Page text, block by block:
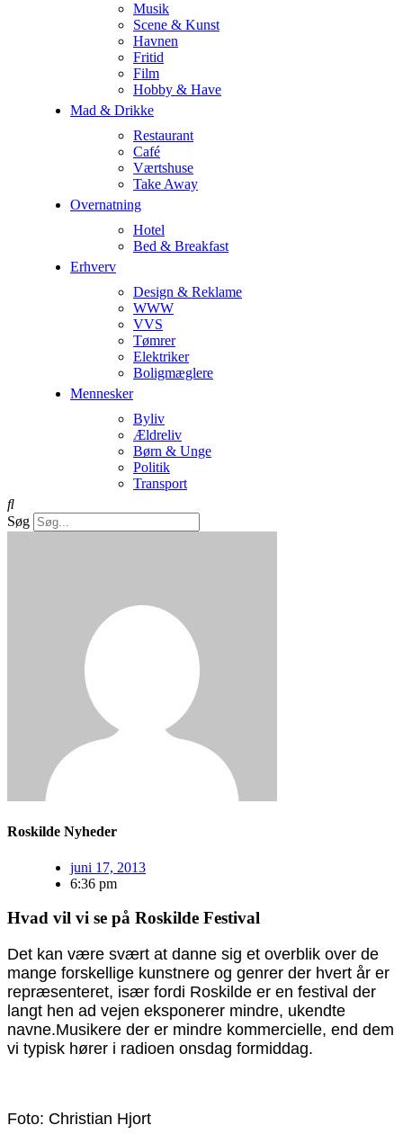
Musik
Scene & Kunst
Havnen
Fritid
Film
Hobby & Have
Mad & Drikke
Restaurant
Café
Værtshuse
Take Away
Overnatning
Hotel
Bed & Breakfast
Erhverv
Design & Reklame
WWW
VVS
Tømrer
Elektriker
Boligmæglere
Mennesker
Byliv
Ældreliv
Børn & Unge
Politik
Transport
Søg
Roskilde Nyheder
juni 17, 2013
6:36 pm
Hvad vil vi se på Roskilde Festival
Det kan være svært at danne sig et overblik over de
mange forskellige kunstnere og genrer der hvert år er
repræsenteret, især fordi Roskilde er en festival der
langt hen ad vejen eksponerer mindre, ukendte
navne.Musikere der er mindre kommercielle, end dem
vi typisk hører i radioen onsdag formiddag.
Foto: Christian Hjort